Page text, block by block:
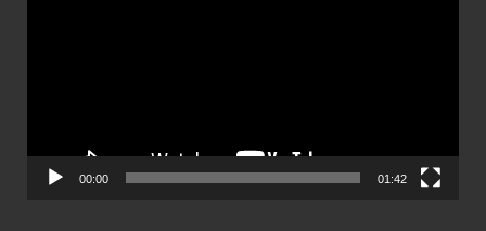
00:00 01:42